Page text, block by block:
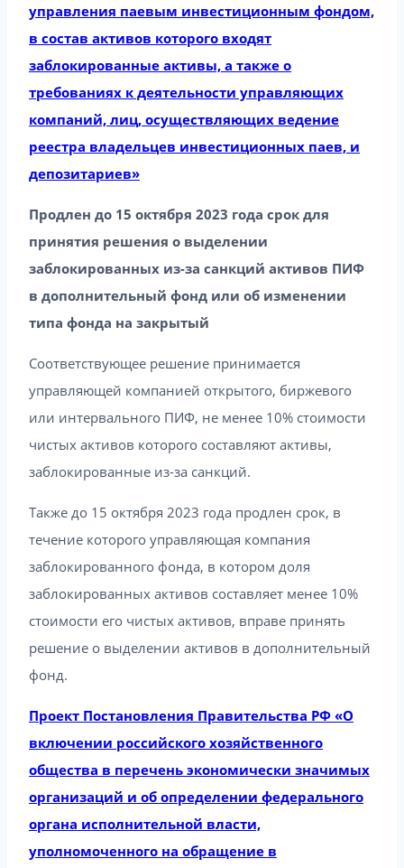
управления паевым инвестиционным фондом,
в состав активов которого входят
заблокированные активы, а также о
требованиях к деятельности управляющих
компаний, лиц, осуществляющих ведение
реестра владельцев инвестиционных паев, и
депозитариев»
Продлен до 15 октября 2023 года срок для
принятия решения о выделении
заблокированных из-за санкций активов ПИФ
в дополнительный фонд или об изменении
типа фонда на закрытый
Соответствующее решение принимается
управляющей компанией открытого, биржевого
или интервального ПИФ, не менее 10% стоимости
чистых активов которого составляют активы,
заблокированные из-за санкций.
Также до 15 октября 2023 года продлен срок, в
течение которого управляющая компания
заблокированного фонда, в котором доля
заблокированных активов составляет менее 10%
стоимости его чистых активов, вправе принять
решение о выделении активов в дополнительный
фонд.
Проект Постановления Правительства РФ «О
включении российского хозяйственного
общества в перечень экономически значимых
организаций и об определении федерального
органа исполнительной власти,
уполномоченного на обращение в